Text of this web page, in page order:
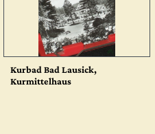
Kurbad Bad Lausick,
Kurmittelhaus